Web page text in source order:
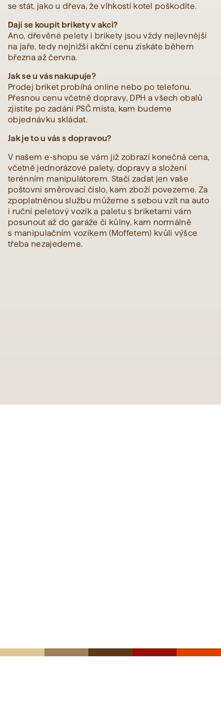
se stát, jako u dřeva, že vlhkostí kotel poškodíte.
Dají se koupit brikety v akci?
Ano, dřevěné pelety i brikety jsou vždy nejlevnější
na jaře, tedy nejnižší akční cenu získáte během
března až června.
Jak se u vás nakupuje?
Prodej briket probíhá online nebo po telefonu.
Přesnou cenu včetně dopravy, DPH a všech obalů
zjistíte po zadání PSČ místa, kam budeme
objednávku skládat.
Jak je to u vás s dopravou?
V našem e-shopu se vám již zobrazí konečná cena,
včetně jednorázové palety, dopravy a složení
terénním manipulátorem. Stačí zadat jen vaše
poštovní směrovací číslo, kam zboží povezeme. Za
zpoplatněnou službu můžeme s sebou vzít na auto
i ruční peletový vozík a paletu s briketami vám
posunout až do garáže či kůlny, kam normálně
s manipulačním vozíkem (Moffetem) kvůli výšce
třeba nezajedeme.